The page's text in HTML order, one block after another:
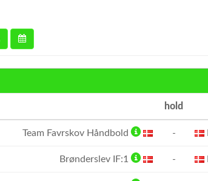
hold
Team Favrskov Håndbold -
Brønderslev IF:1 -